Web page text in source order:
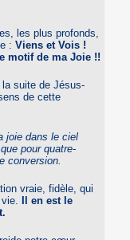
les plus profonds,
:Viens et Vois !
motif de ma Joie !!
suite de Jésus-
de cette
joie dans le ciel
pour quatre-
conversion.
vraie, fidèle, qui
vie.Il en est le